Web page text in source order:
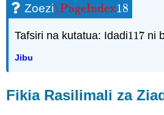
Zoezi\PageIndex18
\PageIndex18
Tafsiri na kutatua: Idadi117
117 ni
Jibu
Fikia Rasilimali za